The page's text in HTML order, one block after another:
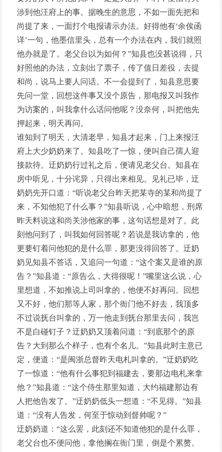
涉到他汪府上的事。据晚生的意思，不如一面先把和
尚提了来，一面打个电报请示办法。好得他有‘余俟函
详’一句，他墨信里头，总有一个办法在内，我们就照
他办就是了。老父台以为如何？”知县也没甚说得，只
好照他的办法，立刻出了票子，传了值日差役，去提
和尚，说马上要人问话。不一会提到了，知县意思要
先问一堂，回想这件事又没个原告，那电报又叫我作
为访案的，叫我拿什么话问他呢？没奈何，叫把他先
押起来，明天再问。
谁知到了明天，大清老早，知县才起来，门上来报汪
府上大少奶奶来了。知县吃了一惊，便叫自己孺人迎
接款待。迂奶奶行过礼之后，便请见老父台。知县在
房中听见，十分诧异，只得出来相见。见礼已毕，迂
奶奶先开口道：“听说老父台昨天把某寺的某和尚提了
来，不知他犯了什么事？”知县听说，心中暗想，刑席
昨天料说这和尚关涉他家的事，这句话想是对了。此
刻他问到了，叫我如何回答呢？若说是我访拿的，他
更要钉着问他犯的是什么罪，那更没得回答了。迂奶
奶见知县不答话，又追问一句道：“这个案又是谁的原
告？”知县道：“原告么，大得很呢！”嘴里这么说，心
里想道，不如推说上司叫拿的，他便不好再问。回想
又不好，他们那等人家，那个衙门他不好去，我顶多
不过说抚台叫拿的，万一他走到抚台那里去问，我岂
不是白碰钉子？迂奶奶又顶着问道：“到底那个的原
告？大到那么个样子，也有个名儿。”知县此时主意已
定，便道：“是闽浙总督昨天电札叫拿的。”迂奶奶吃
了一惊道：“他有什么事犯到福建去，要那边电札来拿
他？”知县道：“这个侍生那里知道，大约福建那边有
人把他告发了。”迂奶奶低头一想道：“不见得。”知县
道：“没有人告发，何至于惊动到督帅呢？”
迂奶奶道：“这么罢，此刻还不知道他犯的是什么罪，
老父台也不便问他，拿他搁在衙门里，倒是个累赘。